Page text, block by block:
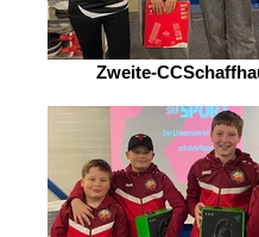
Zweite-